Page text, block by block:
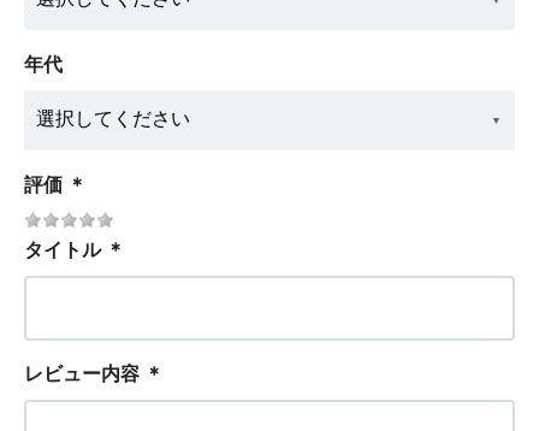
年代
評価 ＊
タイトル ＊
レビュー内容 ＊